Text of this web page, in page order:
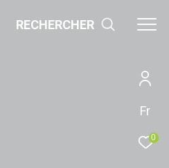
Fr
0
RECHERCHER